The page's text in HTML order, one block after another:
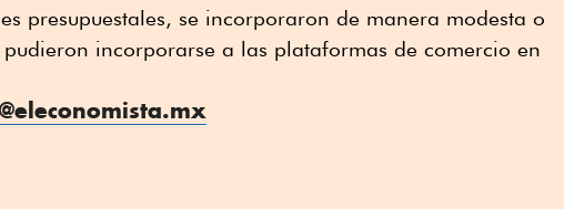
presupuestales, se incorporaron de manera modesta o
incorporarse a las plataformas de comercio en